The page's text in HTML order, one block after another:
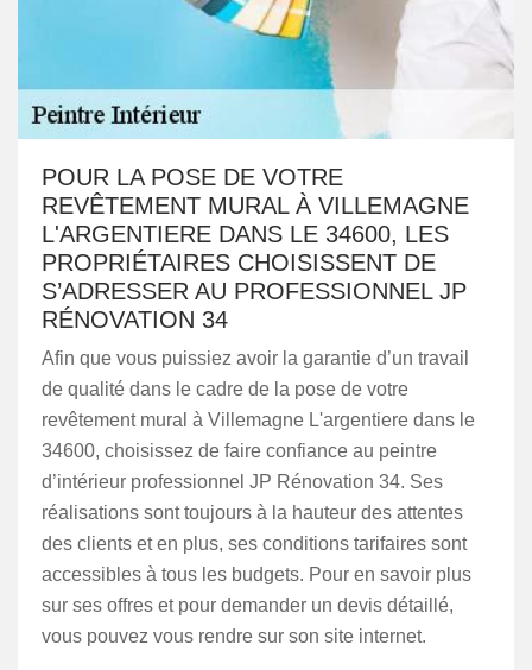
POUR LA POSE DE VOTRE
REVÊTEMENT MURAL À VILLEMAGNE
L'ARGENTIERE DANS LE 34600, LES
PROPRIÉTAIRES CHOISISSENT DE
S’ADRESSER AU PROFESSIONNEL JP
RÉNOVATION 34
Afin que vous puissiez avoir la garantie d’un travail
de qualité dans le cadre de la pose de votre
revêtement mural à Villemagne L'argentiere dans le
34600, choisissez de faire confiance au peintre
d’intérieur professionnel JP Rénovation 34. Ses
réalisations sont toujours à la hauteur des attentes
des clients et en plus, ses conditions tarifaires sont
accessibles à tous les budgets. Pour en savoir plus
sur ses offres et pour demander un devis détaillé,
vous pouvez vous rendre sur son site internet.